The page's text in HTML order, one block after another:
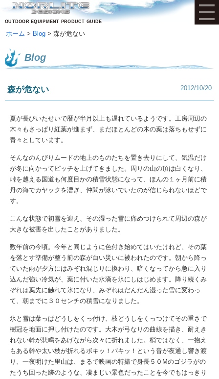
OUTDOOR EQUIPMENT PRODUCT GUIDE
ホーム Blog 森が危ない
Blog
森が危ない 2012/10/20
夏が長びいたせいで暦が半月以上も遅れているようです。工房周辺の
木々もさっぱり紅葉が進まず、まだほとんどの木の葉は落ちもせずに
青々としています。
そんなのんびりムードの地上のものたちを置き去りにして、気温だけ
が冬に向かってピッチを上げてきました。周りの山の頂は白くなり、
峠を越える国道も何度目かの積雪状態になって、ほんの１ヶ月前に積
丹の海でカヤックを漕ぎ、仲間が泳いでいたのが信じられないほどで
す。
こんな状態で初雪を迎え、その湿った雪に痛めつけられて周辺の森が
大きな被害を出したことがありました。
数年前の今頃。今年と同じように色付き始めてはいたけれど、その葉
を落とす準備が整う前の森が白い災いに被われたのです。朝から降っ
ていた雨が夕方にはみぞれ混じりに換わり、暗くなってから急に入り
込んだ強い冷気が、葉に付いた水滴を氷にしはじめます。降り続くみ
ぞれは葉先に触れて氷になり、みぞれはだんだん湿った雪に変わっ
て、朝までに３０センチの積雪になりました。
氷と雪は葉っぱどうしをくっ付け、枝どうしをくっつけてその重さで
樹冠を地面に押し付けたのです。大木が弓なりの曲線を描き、耐えき
れない幹が悲鳴をあげながら次々に折れました。梢ではなく、一抱え
もある幹や太い枝が折れるボキッ！バキッ！という音が夜通し響き渡
り、一夜明けた里山は、まるで映画の特撮で身長５０Mのゴジラがの
たうち回った跡のような、凄まじい景色だったことを今でもはっきり